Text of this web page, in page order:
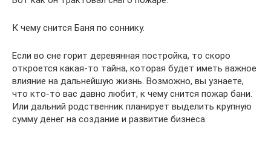
К чему снится Баня по соннику.
Если во сне горит деревянная постройка, то скоро
откроется какая-то тайна, которая будет иметь важное
влияние на дальнейшую жизнь. Возможно, вы узнаете,
что кто-то вас давно любит, к чему снится пожар бани.
Или дальний родственник планирует выделить крупную
сумму денег на создание и развитие бизнеса.